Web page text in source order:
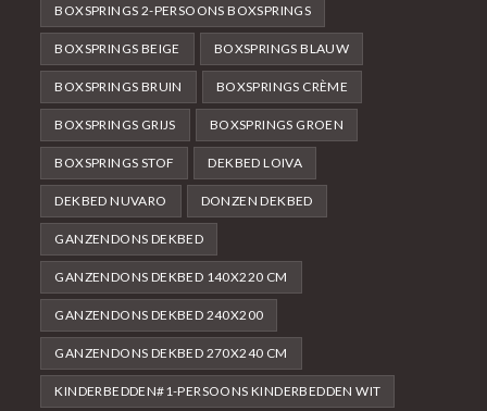
BOXSPRINGS 2-PERSOONS BOXSPRINGS
BOXSPRINGS BEIGE BOXSPRINGS BLAUW
BOXSPRINGS BRUIN BOXSPRINGS CRÈME
BOXSPRINGS GRIJS BOXSPRINGS GROEN
BOXSPRINGS STOF DEKBED LOIVA
DEKBED NUVARO DONZEN DEKBED
GANZENDONS DEKBED
GANZENDONS DEKBED 140X220 CM
GANZENDONS DEKBED 240X200
GANZENDONS DEKBED 270X240 CM
KINDERBEDDEN#1-PERSOONS KINDERBEDDEN WIT